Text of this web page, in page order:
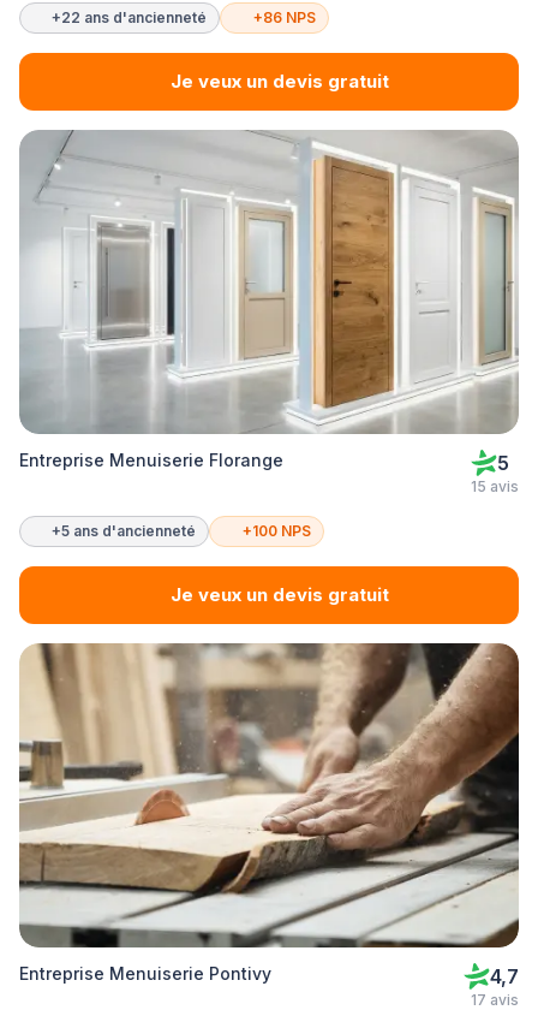
+22 ans d'ancienneté +86 NPS
Je veux un devis gratuit
Entreprise Menuiserie Florange 5
15 avis
+5 ans d'ancienneté +100 NPS
Je veux un devis gratuit
Entreprise Menuiserie Pontivy 4,7
17 avis